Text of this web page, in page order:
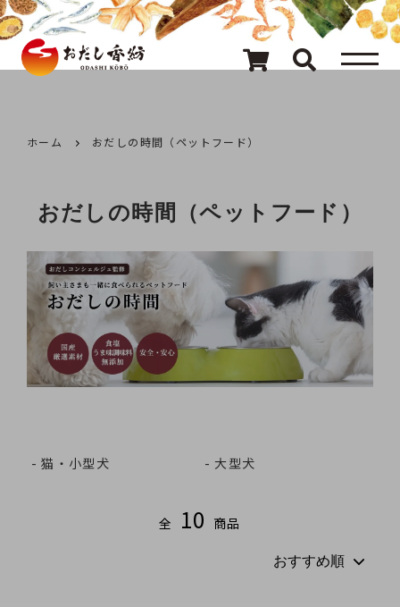
メニュー
80種類のおだし
カテゴリ一覧
ギフト
キャンペーン情報
読み物
ホーム おだしの時間（ペットフード）
おだしの時間（ペットフード）
猫・小型犬 大型犬
全 10 商品